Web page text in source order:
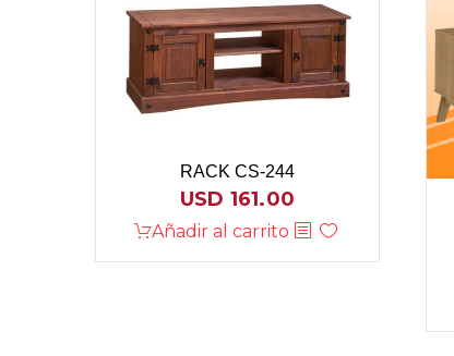
RACK CS-244
USD 161.00
Añadir al carrito